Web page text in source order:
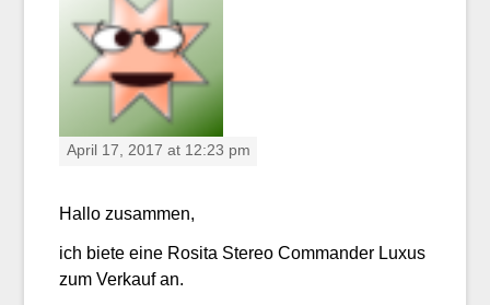
April 17, 2017 at 12:23 pm
Hallo zusammen,
ich biete eine Rosita Stereo Commander Luxus
zum Verkauf an.